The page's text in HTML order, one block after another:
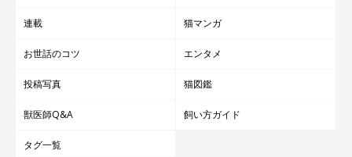
連載 猫マンガ
お世話のコツ エンタメ
投稿写真 猫図鑑
獣医師Q&A 飼い方ガイド
タグ一覧